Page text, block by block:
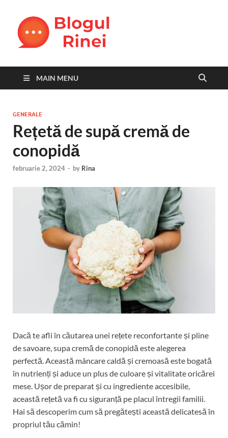
MAIN MENU
GENERALE
Rețetă de supă cremă de
conopidă
februarie 2, 2024 - by Rina
Dacă te afli în căutarea unei rețete reconfortante și pline
de savoare, supa cremă de conopidă este alegerea
perfectă. Această mâncare caldă și cremoasă este bogată
în nutrienți și aduce un plus de culoare și vitalitate oricărei
mese. Ușor de preparat și cu ingrediente accesibile,
această rețetă va fi cu siguranță pe placul întregii familii.
Hai să descoperim cum să pregătești această delicatesă în
propriul tău cămin!